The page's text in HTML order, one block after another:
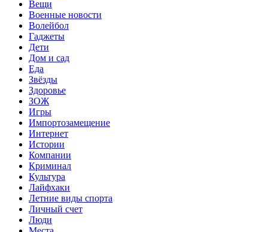
Вещи
Военные новости
Волейбол
Гаджеты
Дети
Дом и сад
Еда
Звёзды
Здоровье
ЗОЖ
Игры
Импортозамещение
Интернет
Истории
Компании
Криминал
Культура
Лайфхаки
Летние виды спорта
Личный счет
Люди